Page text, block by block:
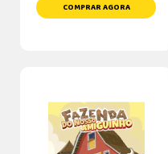
COMPRAR AGORA